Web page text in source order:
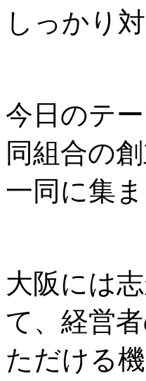
しっかり
今日のテ
同組合の
一同に集
大阪には
て、経営
ただける